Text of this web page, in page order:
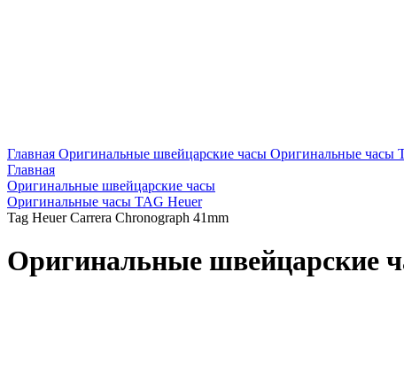
Главная Оригинальные швейцарские часы Оригинальные часы
Главная
Оригинальные швейцарские часы
Оригинальные часы TAG Heuer
Tag Heuer Carrera Chronograph 41mm
Оригинальные швейцарские